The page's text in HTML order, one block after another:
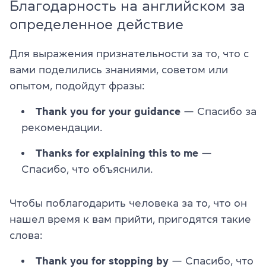
Благодарность на английском за
определенное действие
Для выражения признательности за то, что с
вами поделились знаниями, советом или
опытом, подойдут фразы:
Thank you for your guidance — Спасибо за
рекомендации.
Thanks for explaining this to me —
Спасибо, что объяснили.
Чтобы поблагодарить человека за то, что он
нашел время к вам прийти, пригодятся такие
слова:
Thank you for stopping by — Спасибо, что